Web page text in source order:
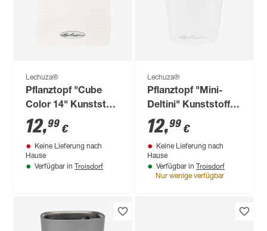
Lechuza®
Pflanztopf "Cube
Color 14" Kunststoff
weiß 14 x 14 x 14 cm
12,99 €
Keine Lieferung nach
Hause
Verfügbar in Troisdorf
Lechuza®
Pflanztopf "Mini-
Deltini" Kunststoff
weiß 10 x 13 x 10 cm
12,99 €
Keine Lieferung nach
Hause
Verfügbar in Troisdorf
Nur wenige verfügbar